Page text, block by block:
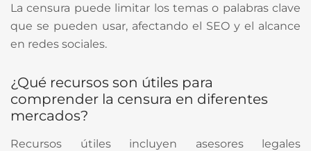
La censura puede limitar los temas o palabras clave
que se pueden usar, afectando el SEO y el alcance
en redes sociales.
¿Qué recursos son útiles para
comprender la censura en diferentes
mercados?
Recursos útiles incluyen asesores legales